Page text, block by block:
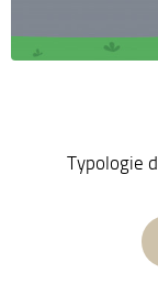
Typologie